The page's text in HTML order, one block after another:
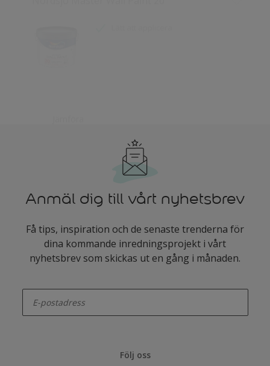
Anmäl dig till vårt nyhetsbrev
Få tips, inspiration och de senaste trenderna för
dina kommande inredningsprojekt i vårt
nyhetsbrev som skickas ut en gång i månaden.
Följ oss